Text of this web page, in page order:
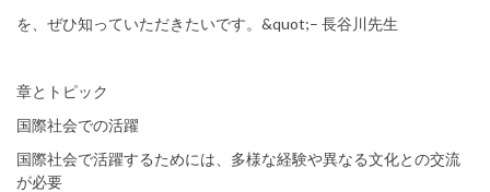
を、ぜひ知っていただきたいです。&quot;– 長谷川先生
章とトピック
国際社会での活躍
国際社会で活躍するためには、多様な経験や異なる文化との交流
が必要